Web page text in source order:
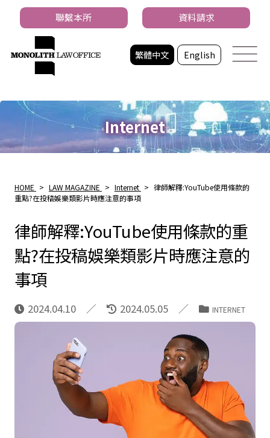
繁體中文 English
聯繫本所 資料請求
Internet
HOME > LAW MAGAZINE > Internet > 律師解釋:YouTube使用條款的
重點?在投稿娛樂類影片時應注意的事項
律師解釋:YouTube使用條款的重
點?在投稿娛樂類影片時應注意的
事項
2024.04.10 2024.05.05 INTERNET